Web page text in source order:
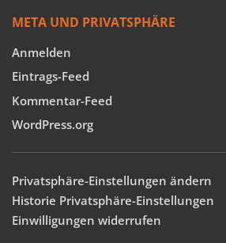
META UND PRIVATSPHÄRE
Anmelden
Eintrags-Feed
Kommentar-Feed
WordPress.org
Privatsphäre-Einstellungen ändern
Historie Privatsphäre-Einstellungen
Einwilligungen widerrufen